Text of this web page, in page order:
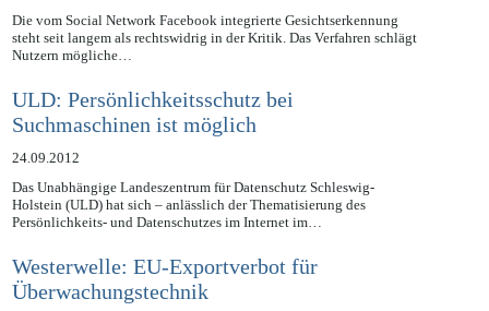
Die vom Social Network Facebook integrierte Gesichtserkennung
steht seit langem als rechtswidrig in der Kritik. Das Verfahren schlägt
Nutzern mögliche…
ULD: Persönlichkeitsschutz bei
Suchmaschinen ist möglich
24.09.2012
Das Unabhängige Landeszentrum für Datenschutz Schleswig-
Holstein (ULD) hat sich – anlässlich der Thematisierung des
Persönlichkeits- und Datenschutzes im Internet im…
Westerwelle: EU-Exportverbot für
Überwachungstechnik